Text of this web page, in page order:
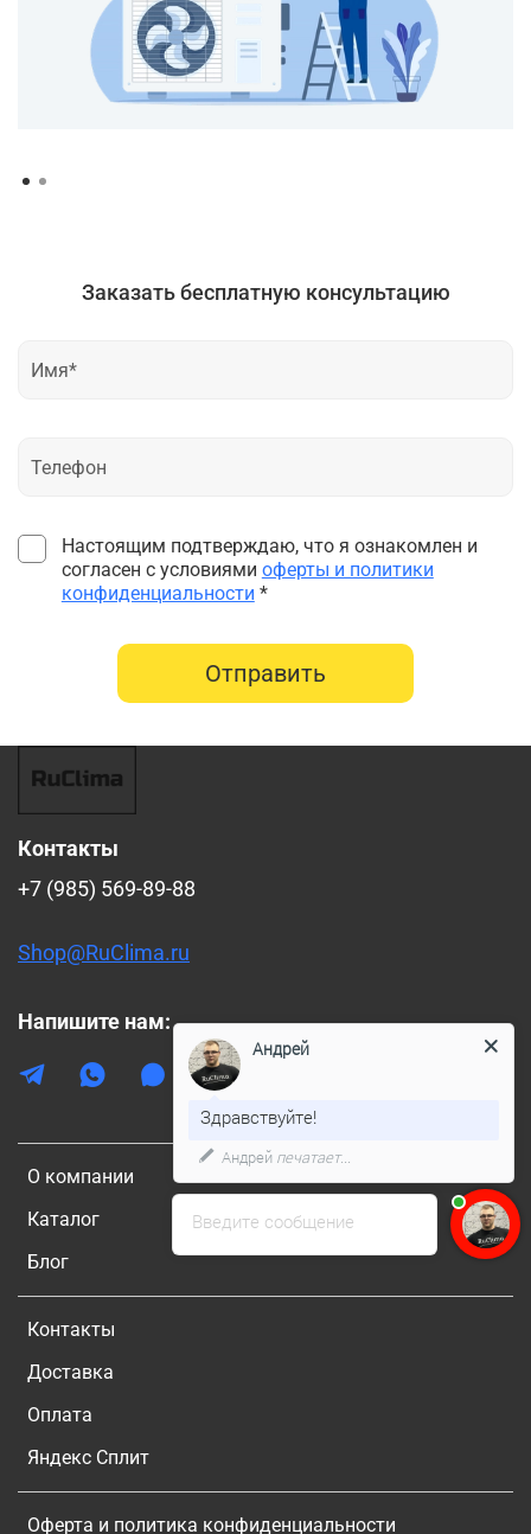
Заказать бесплатную консультацию
Настоящим подтверждаю, что я ознакомлен и
согласен с условиями оферты и политики
конфиденциальности *
Отправить
О компании
Каталог
Блог
Контакты
Доставка
Оплата
Яндекс Сплит
Оферта и политика конфиденциальности
Контакты
+7 (985) 569-89-88
Shop@RuClima.ru
Напишите нам:
Введите сообщение
Андрей
Здравствуйте!
Андрей печатает...